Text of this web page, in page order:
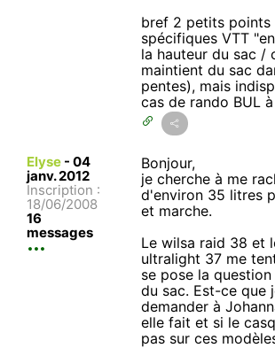
bref 2 petits points
spécifiques VTT
la hauteur du sac /
maintient du sac
pentes), mais
cas de rando BUL
Elyse - 04
janv. 2012
Inscription :
18/06/2008
16
messages
Bonjour,
je cherche à me
d'environ 35 litres
et marche.
Le wilsa raid 38 et
ultralight 37 me
se pose la
du sac. Est-ce que
demander à
elle fait et si le
pas sur ces